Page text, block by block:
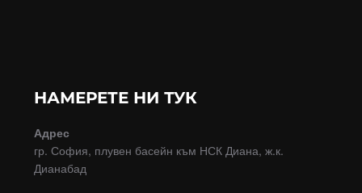
НАМЕРЕТЕ НИ ТУК
Адрес
гр. София, плувен басейн към НСК Диана, ж.к.
Дианабад